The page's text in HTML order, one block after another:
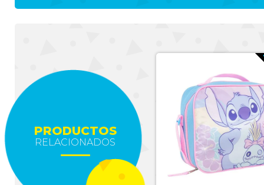
PRODUCTOS
RELACIONADOS